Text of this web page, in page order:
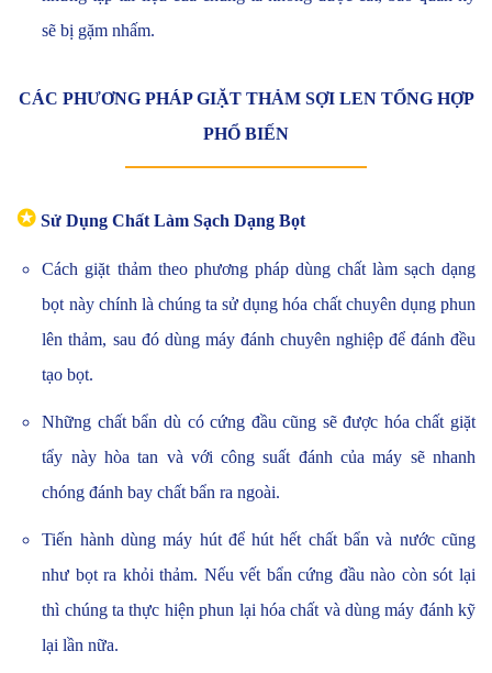
sẽ bị gặm nhấm.
CÁC PHƯƠNG PHÁP GIẶT THẢM SỢI LEN TỔNG HỢP
PHỔ BIẾN
✪ Sử Dụng Chất Làm Sạch Dạng Bọt
Cách giặt thảm theo phương pháp dùng chất làm sạch dạng
bọt này chính là chúng ta sử dụng hóa chất chuyên dụng phun
lên thảm, sau đó dùng máy đánh chuyên nghiệp để đánh đều
tạo bọt.
Những chất bẩn dù có cứng đầu cũng sẽ được hóa chất giặt
tẩy này hòa tan và với công suất đánh của máy sẽ nhanh
chóng đánh bay chất bẩn ra ngoài.
Tiến hành dùng máy hút để hút hết chất bẩn và nước cũng
như bọt ra khỏi thảm. Nếu vết bẩn cứng đầu nào còn sót lại
thì chúng ta thực hiện phun lại hóa chất và dùng máy đánh kỹ
lại lần nữa.